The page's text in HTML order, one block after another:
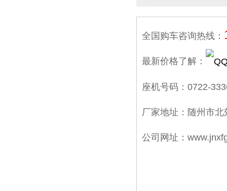
全国购车咨询热线：
最新价格了解：
座机号码：0722-
厂家地址：随州市
公司网址：